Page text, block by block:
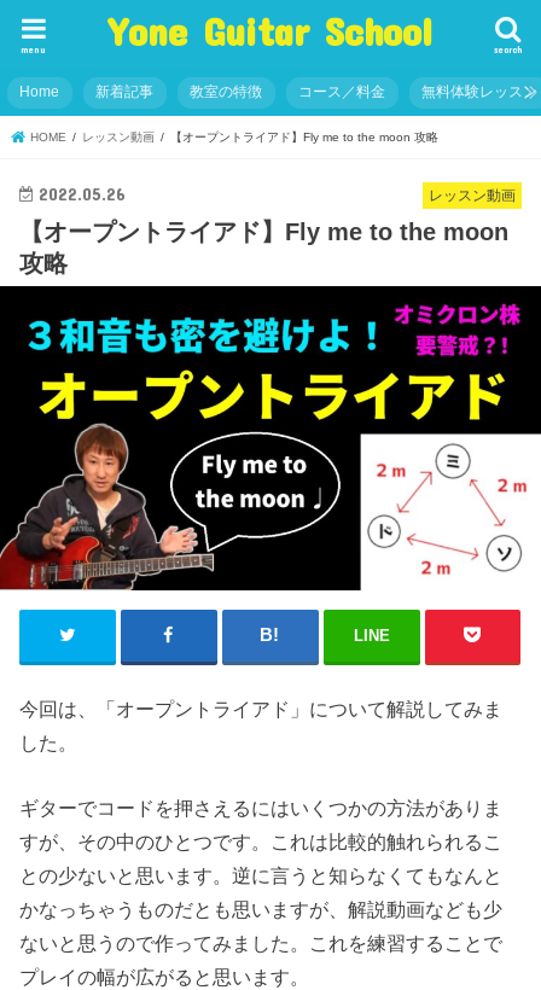
Yone Guitar School search
menu
Home 新着記事 教室の特徴 コース／料金 無料体験レッスン
HOME レッスン動画 【オープントライアド】Fly me to the moon 攻略
レッスン動画
2022.05.26
【オープントライアド】Fly me to the moon
攻略
LINE
今回は、「オープントライアド」について解説してみま
した。
ギターでコードを押さえるにはいくつかの方法がありま
すが、その中のひとつです。これは比較的触れられるこ
との少ないと思います。逆に言うと知らなくてもなんと
かなっちゃうものだとも思いますが、解説動画なども少
ないと思うので作ってみました。これを練習することで
プレイの幅が広がると思います。